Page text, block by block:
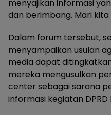
menyajikan informasi
dan berimbang. Mari
Dalam forum tersebut,
menyampaikan usulan
media dapat
mereka mengusulkan
center sebagai sarana
informasi kegiatan